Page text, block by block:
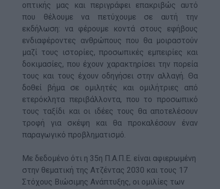
οπτικής μας και περιγράφει επακριβώς αυτό
που θέλουμε να πετύχουμε σε αυτή την
εκδήλωση: να φέρουμε κοντά στους εφήβους
ενδιαφέροντες ανθρώπους που θα μοιραστούν
μαζί τους ιστορίες, προσωπικές εμπειρίες και
δοκιμασίες, που έχουν χαρακτηρίσει την πορεία
τους και τους έχουν οδηγήσει στην αλλαγή. Θα
δοθεί βήμα σε ομιλητές και ομιλήτριες από
ετερόκλητα περιβάλλοντα, που το προσωπικό
τους ταξίδι και οι ιδέες τους θα αποτελέσουν
τροφή για σκέψη και θα προκαλέσουν έναν
παραγωγικό προβληματισμό.
Με δεδομένο ότι η 35η Π.Α.Π.Ε. είναι αφιερωμένη
στην θεματική της Ατζέντας 2030 και τους 17
Στόχους Βιώσιμης Ανάπτυξης, οι ομιλίες των